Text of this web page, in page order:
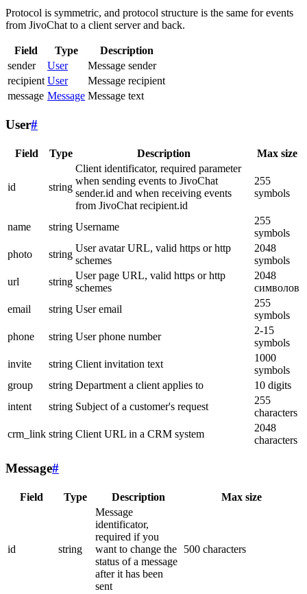
Protocol is symmetric, and protocol structure is the same for events
from JivoChat to a client server and back.
Field Type
Description
sender
User
Message sender
recipient User
Message recipient
message Message Message text
User#
Field Type Description Max size
id string
Client identificator, required parameter
when sending events to JivoChat
sender.id and when receiving events
from JivoChat recipient.id
255
symbols
name string Username
255
symbols
photo
string
User avatar URL, valid https or http
schemes
2048
symbols
url
string
User page URL, valid https or http
schemes
2048
символов
email
string User email
255
symbols
phone
string User phone number
2-15
symbols
invite
string Client invitation text
1000
symbols
group
string Department a client applies to
10 digits
intent
string Subject of a customer's request
255
characters
crm_link string Client URL in a CRM system
2048
characters
Message#
Field Type Description Max size
id string
Message
identificator,
required if you
want to change the
status of a message
after it has been
sent
500 characters